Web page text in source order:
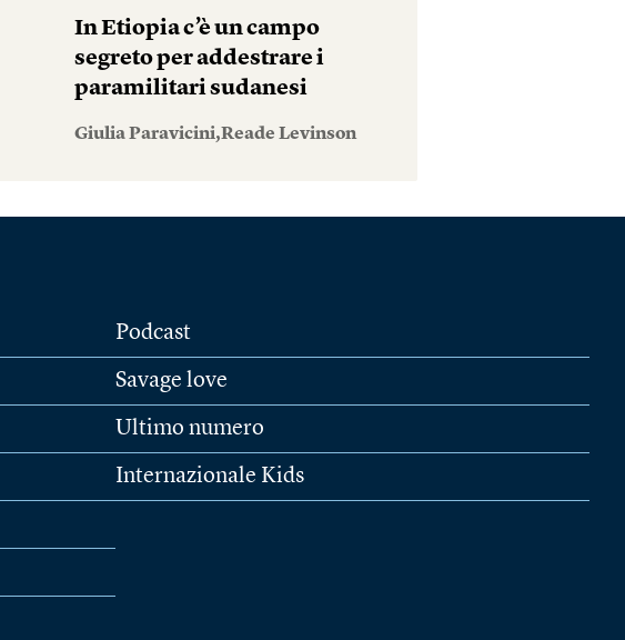
In Etiopia c’è un campo
segreto per addestrare i
paramilitari sudanesi
Giulia Paravicini,Reade Levinson
Podcast
Savage love
Ultimo numero
Internazionale Kids